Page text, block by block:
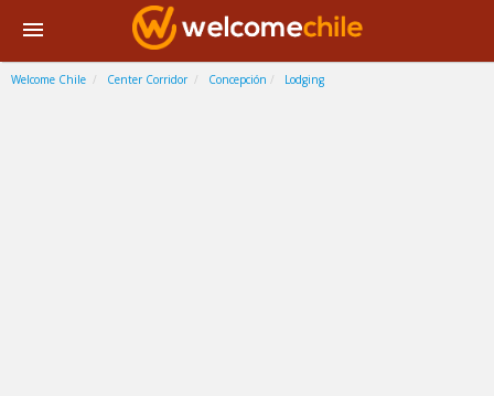
Welcome Chile Center Corridor Concepción Lodging